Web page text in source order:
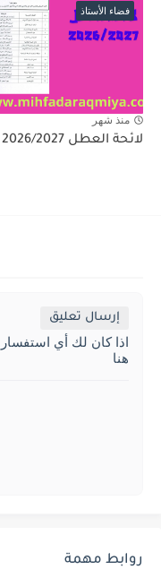
فضاء الأستاذ
منذ شهر
لائحة العطل 2026/2027
إرسال تعليق
اذا كان لك أي
هنا
روابط مهمة